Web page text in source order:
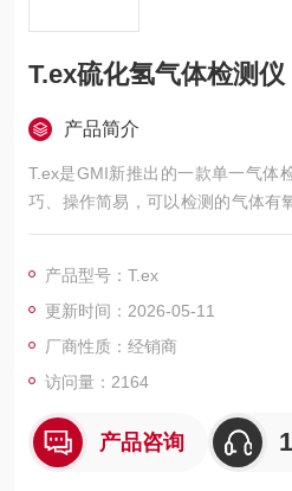
T.ex硫化氢气体检测仪
产品简介
T.ex是GMI新推出的一款单一气体
巧、操作简易，可以检测的气体有
氧化碳和氯气。
产品型号：T.ex
更新时间：2026-05-11
厂商性质：经销商
访问量：2164
产品咨询